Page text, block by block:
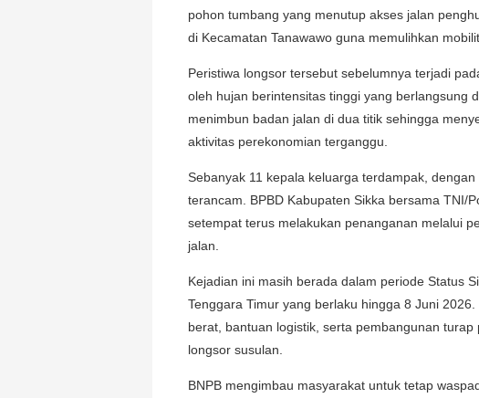
pohon tumbang yang menutup akses jalan
di Kecamatan Tanawawo guna memulihkan
Peristiwa longsor tersebut sebelumnya terjadi
oleh hujan berintensitas tinggi yang berlangsung
menimbun badan jalan di dua titik sehingga
aktivitas perekonomian terganggu.
Sebanyak 11 kepala keluarga terdampak,
terancam. BPBD Kabupaten Sikka bersama TNI/
setempat terus melakukan penanganan melalui
jalan.
Kejadian ini masih berada dalam periode Status
Tenggara Timur yang berlaku hingga 8 Juni
berat, bantuan logistik, serta pembangunan
longsor susulan.
BNPB mengimbau masyarakat untuk tetap